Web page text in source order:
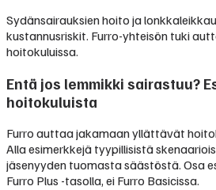
Sydänsairauksien hoito ja
kustannusriskit. Furro-yhteisön tuki
hoitokuluissa.
Entä jos lemmikki sairastuu?
hoitokuluista
Furro auttaa jakamaan yllättävät
Alla esimerkkejä tyypillisistä
jäsenyyden tuomasta säästöstä. Osa
Furro Plus -tasolla, ei Furro Basicissa.